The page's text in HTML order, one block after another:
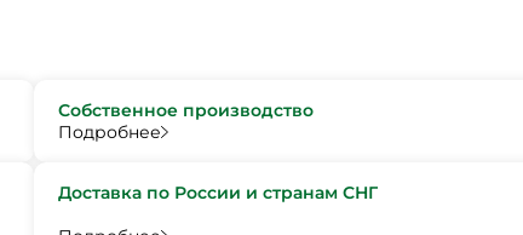
Собственное производство
Подробнее
Доставка по России и странам СНГ